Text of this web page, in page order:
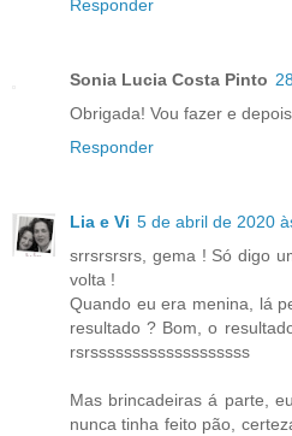
Responder
Sonia Lucia Costa Pinto
Obrigada! Vou fazer e
Responder
Lia e Vi 5 de abril de 2020
srrsrsrsrs, gema ! Só digo
volta !
Quando eu era menina, lá
resultado ? Bom, o
rsrsssssssssssssssssss
Mas brincadeiras á parte,
nunca tinha feito pão,